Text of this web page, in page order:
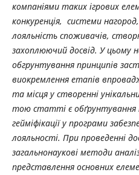
компаніями таких ігрових
конкуренція, системи
лояльність споживачів,
захоплюючий досвід. У цьому
обгрунтування принципів
виокремлення етапів
та місця у створенні
тою статті є обґрунтування
гейміфікації у програми
лояльності. При прове­денні
загально­наукові методи
представлення основних